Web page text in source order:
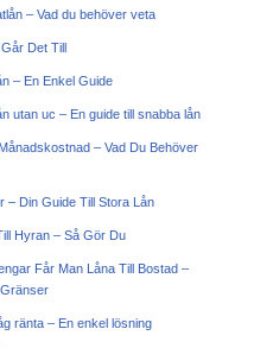
– Vad du behöver veta
Det Till
– En Enkel Guide
utan uc – En guide till snabba lån
– Vad Du Behöver
– Din Guide Till Stora Lån
Hyran – Så Gör Du
Får Man Låna Till Bostad –
ränta – En enkel lösning